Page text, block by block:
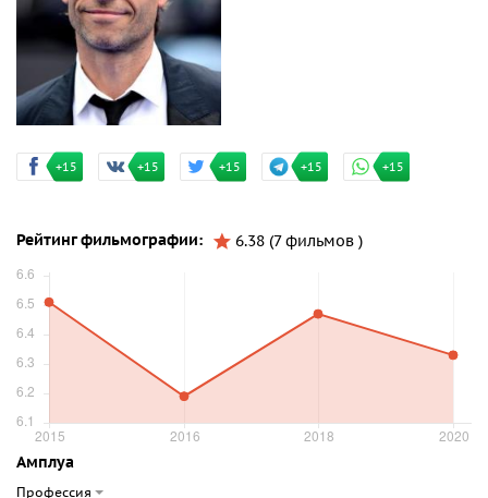
+15 +15 +15 +15 +15
Рейтинг фильмографии: 6.38 (7 фильмов )
Амплуа
Профессия